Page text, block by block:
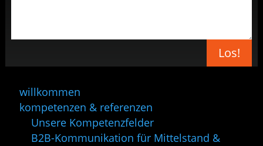
Los!
willkommen
kompetenzen & referenzen
Unsere Kompetenzfelder
B2B-Kommunikation für Mittelstand &